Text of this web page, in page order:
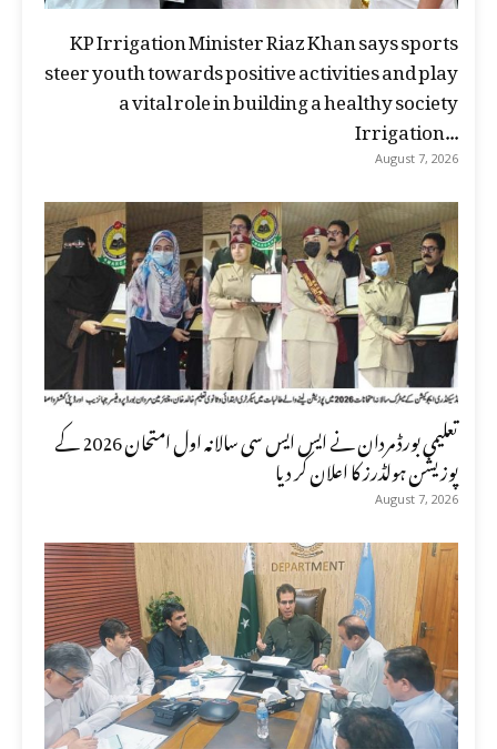
KP Irrigation Minister Riaz Khan says sports
steer youth towards positive activities and play
a vital role in building a healthy society
Irrigation...
August 7, 2026
تعلیمی بورڈ مردان نے ایس ایس سی سالانہ اول امتحان 2026 کے
پوزیشن ہولڈرز کا اعلان کر دیا
August 7, 2026